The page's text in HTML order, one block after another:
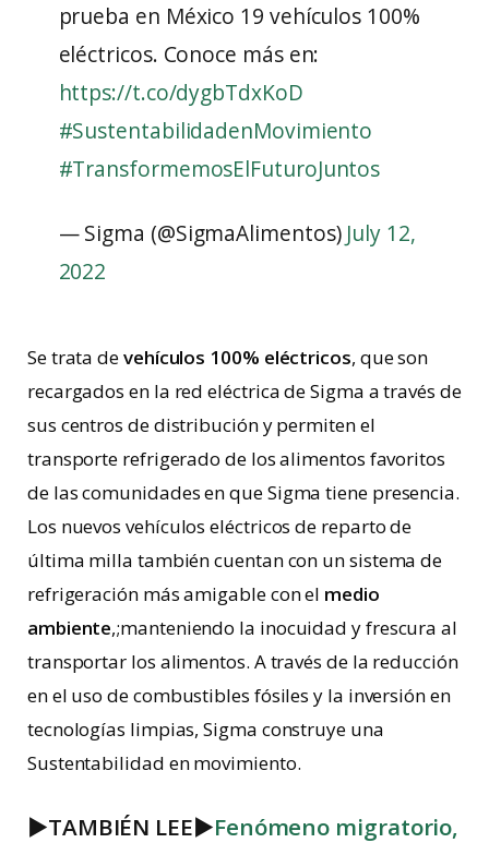
prueba en México 19 vehículos 100%
eléctricos. Conoce más en:
https://t.co/dygbTdxKoD
#SustentabilidadenMovimiento
#TransformemosElFuturoJuntos
— Sigma (@SigmaAlimentos) July 12,
2022
Se trata devehículos 100% eléctricos, que son
recargados en la red eléctrica de Sigma a través de
sus centros de distribución y permiten el
transporte refrigerado de los alimentos favoritos
de las comunidades en que Sigma tiene presencia.
Los nuevos vehículos eléctricos de reparto de
última milla también cuentan con un sistema de
refrigeración más amigable con el medio
ambiente,;manteniendo la inocuidad y frescura al
transportar los alimentos. A través de la reducción
en el uso de combustibles fósiles y la inversión en
tecnologías limpias, Sigma construye una
Sustentabilidad en movimiento.
►TAMBIÉN LEE►Fenómeno migratorio,